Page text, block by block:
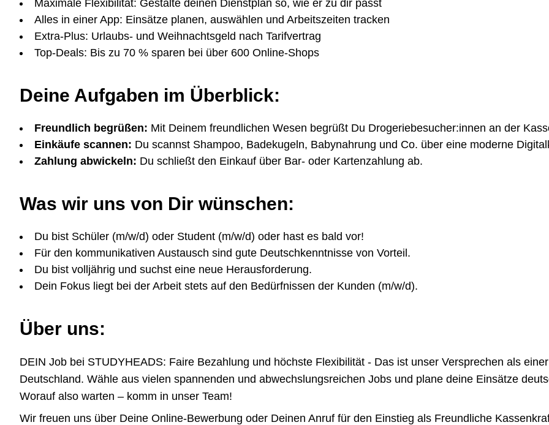
Maximale Flexibilität: Gestalte deinen Dienstplan so, wie er zu dir passt
Alles in einer App: Einsätze planen, auswählen und Arbeitszeiten tracken
Extra-Plus: Urlaubs- und Weihnachtsgeld nach Tarifvertrag
Top-Deals: Bis zu 70 % sparen bei über 600 Online-Shops
Deine Aufgaben im Überblick:
Freundlich begrüßen: Mit Deinem freundlichen Wesen begrüßt Du Drogeriebesucher:innen an der
Einkäufe scannen: Du scannst Shampoo, Badekugeln, Babynahrung und Co. über eine moderne
Zahlung abwickeln: Du schließt den Einkauf über Bar- oder Kartenzahlung ab.
Was wir uns von Dir wünschen:
Du bist Schüler (m/w/d) oder Student (m/w/d) oder hast es bald vor!
Für den kommunikativen Austausch sind gute Deutschkenntnisse von Vorteil.
Du bist volljährig und suchst eine neue Herausforderung.
Dein Fokus liegt bei der Arbeit stets auf den Bedürfnissen der Kunden (m/w/d).
Über uns:
DEIN Job bei STUDYHEADS: Faire Bezahlung und höchste Flexibilität - Das ist unser Versprechen als
Deutschland. Wähle aus vielen spannenden und abwechslungsreichen Jobs und plane deine Einsätze
Worauf also warten – komm in unser Team!
Wir freuen uns über Deine Online-Bewerbung oder Deinen Anruf für den Einstieg als Freundliche